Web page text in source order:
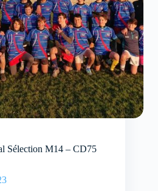
Sélection M14 – CD75